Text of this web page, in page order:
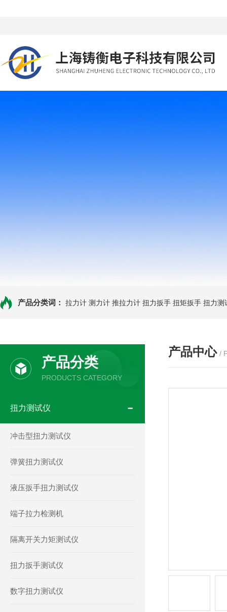
产品分类词： 拉力计 测力计 推拉力计 扭力扳手 扭矩扳手 扭力测
产品分类
PRODUCTS CATEGORY
扭力测试仪
冲击型扭力测试仪
弹簧扭力测试仪
液压扳手扭力测试仪
端子拉力检测机
隔离开关力矩测试仪
扭力扳手测试仪
数字扭力测试仪
产品中心 /